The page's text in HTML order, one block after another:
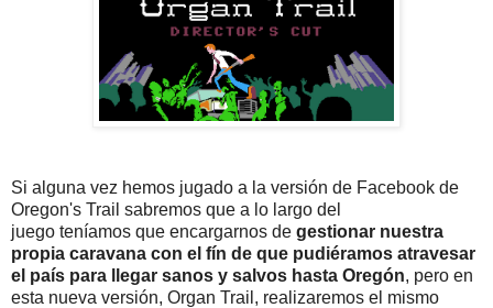
Si alguna vez hemos jugado a la versión de Facebook de
Oregon's Trail sabremos que a lo largo del
juego teníamos que encargarnos de gestionar nuestra
propia caravana con el fín de que pudiéramos atravesar
el país para llegar sanos y salvos hasta Oregón, pero en
esta nueva versión, Organ Trail, realizaremos el mismo